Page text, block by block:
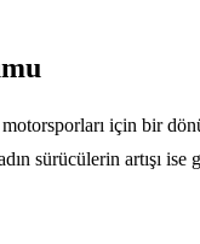
için bir
sürücülerin artışı